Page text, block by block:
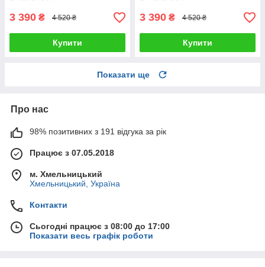
3 390 ₴ 4 520 ₴
Купити
3 390 ₴ 4 520 ₴
Купити
Показати ще
Про нас
98% позитивних з 191 відгука за рік
Працює з 07.05.2018
м. Хмельницький
Хмельницький, Україна
Контакти
Сьогодні працює з 08:00 до 17:00
Показати весь графік роботи